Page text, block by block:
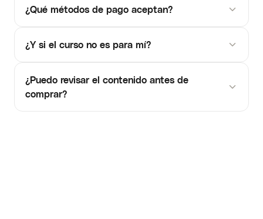
¿Qué métodos de pago aceptan?
¿Y si el curso no es para mí?
¿Puedo revisar el contenido antes de
comprar?